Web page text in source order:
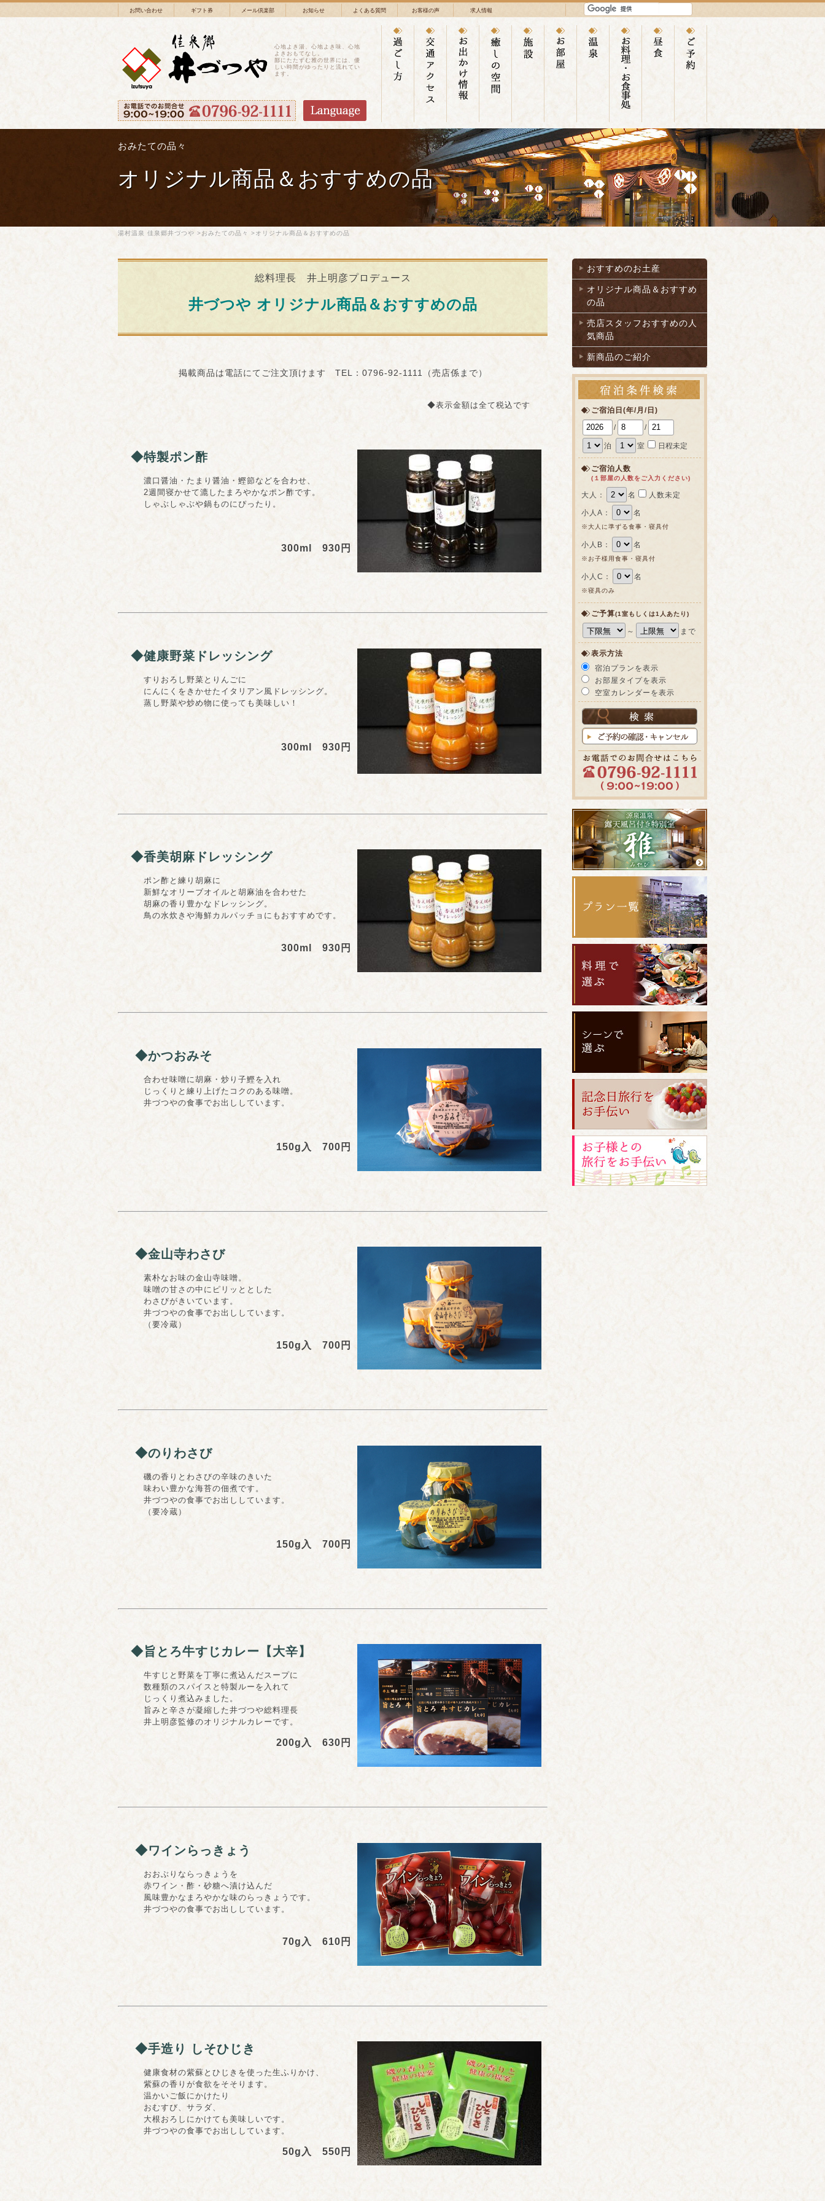
お問い合わせ ギフト券 メール倶楽部 お知らせ よくある質問 お客様の声 求人情報
心地よき湯、心地よき味、心地
よきおもてなし。
鄙にたたずむ雅の世界には、優
しい時間がゆったりと流れてい
ます。
おみたての品々
オリジナル商品＆おすすめの品
湯村温泉 佳泉郷井づつや >おみたての品々 >オリジナル商品＆おすすめの品
総料理長 井上明彦プロデュース
井づつや オリジナル商品＆おすすめの品
掲載商品は電話にてご注文頂けます TEL：0796-92-1111（売店係まで）
◆表示金額は全て税込です
◆特製ポン酢
濃口醤油・たまり醤油・鰹節などを合わせ、
2週間寝かせて漉したまろやかなポン酢です。
しゃぶしゃぶや鍋ものにぴったり。
300ml 930円
◆健康野菜ドレッシング
すりおろし野菜とりんごに
にんにくをきかせたイタリアン風ドレッシング。
蒸し野菜や炒め物に使っても美味しい！
300ml 930円
◆香美胡麻ドレッシング
ポン酢と練り胡麻に
新鮮なオリーブオイルと胡麻油を合わせた
胡麻の香り豊かなドレッシング。
鳥の水炊きや海鮮カルパッチョにもおすすめです。
300ml 930円
◆かつおみそ
合わせ味噌に胡麻・炒り子鰹を入れ
じっくりと練り上げたコクのある味噌。
井づつやの食事でお出ししています。
150g入 700円
◆金山寺わさび
素朴なお味の金山寺味噌。
味噌の甘さの中にピリッととした
わさびがきいています。
井づつやの食事でお出ししています。
（要冷蔵）
150g入 700円
◆のりわさび
磯の香りとわさびの辛味のきいた
味わい豊かな海苔の佃煮です。
井づつやの食事でお出ししています。
（要冷蔵）
150g入 700円
◆旨とろ牛すじカレー【大辛】
牛すじと野菜を丁寧に煮込んだスープに
数種類のスパイスと特製ルーを入れて
じっくり煮込みました。
旨みと辛さが凝縮した井づつや総料理長
井上明彦監修のオリジナルカレーです。
200g入 630円
◆ワインらっきょう
おおぶりならっきょうを
赤ワイン・酢・砂糖へ漬け込んだ
風味豊かなまろやかな味のらっきょうです。
井づつやの食事でお出ししています。
70g入 610円
◆手造り しそひじき
健康食材の紫蘇とひじきを使った生ふりかけ、
紫蘇の香りが食欲をそそります。
温かいご飯にかけたり
おむすび、サラダ、
大根おろしにかけても美味しいです。
井づつやの食事でお出ししています。
50g入 550円
おすすめのお土産
オリジナル商品＆おすすめ
の品
売店スタッフおすすめの人
気商品
新商品のご紹介
ご宿泊日(年/月/日)
/
/
泊 室 日程未定
ご宿泊人数
(１部屋の人数をご入力ください)
大人： 名 人数未定
小人A： 名
※大人に準ずる食事・寝具付
小人B： 名
※お子様用食事・寝具付
小人C： 名
※寝具のみ
ご予算(1室もしくは1人あたり)
～ まで
表示方法
宿泊プランを表示
お部屋タイプを表示
空室カレンダーを表示